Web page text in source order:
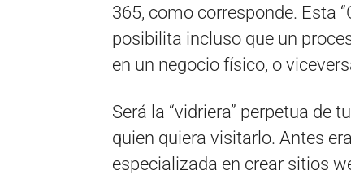
365, como corresponde. Esta
posibilita incluso que un
en un negocio físico, o
Será la “vidriera” perpetua de
quien quiera visitarlo. Antes
especializada en crear sitios